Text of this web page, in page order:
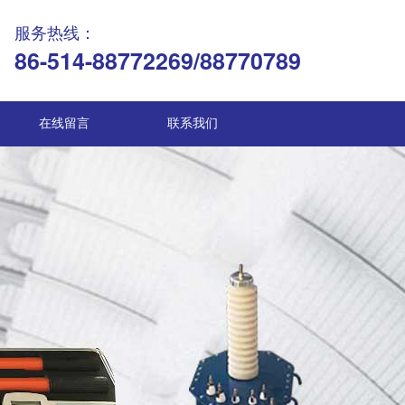
服务热线：
86-514-88772269/88770789
在线留言 联系我们